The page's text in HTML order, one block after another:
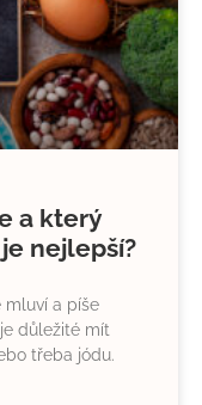
a který
nejlepší?
mluví a píše
důležité mít
třeba jódu.